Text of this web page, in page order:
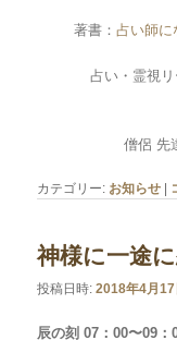
著書： 占い師に
占い・霊視
僧侶 先
カテゴリー: お知らせ
神様に一途
投稿日時:2018年4月17
辰の刻 07：00〜09